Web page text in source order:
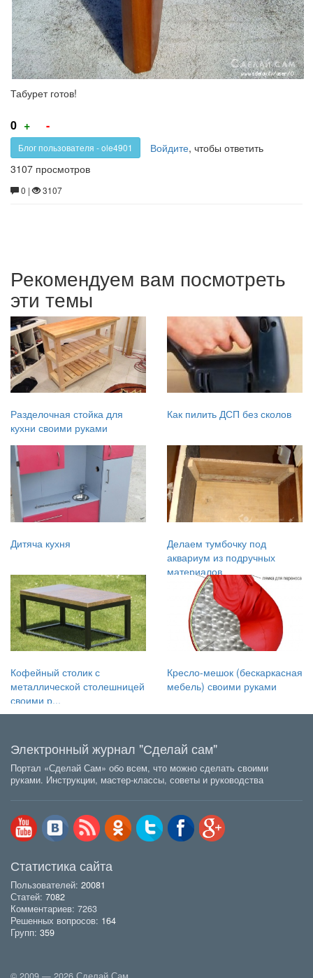
Табурет готов!
0 +
за!
-
против!
Блог пользователя - ole4901 Войдите, чтобы ответить
3107 просмотров
0 | 3107
Рекомендуем вам посмотреть
эти темы
Разделочная стойка для
кухни своими руками
Как пилить ДСП без сколов
Дитяча кухня
Делаем тумбочку под
аквариум из подручных
материалов
Кофейный столик с
металлической столешницей
своими р...
Кресло-мешок (бескаркасная
мебель) своими руками
Электронный журнал "Сделай сам"
Портал «Сделай Сам» обо всем, что можно сделать своими
руками. Инструкции, мастер-классы, советы и руководства
Статистика сайта
Пользователей: 20081
Статей: 7082
Комментариев: 7263
Решенных вопросов: 164
Групп: 359